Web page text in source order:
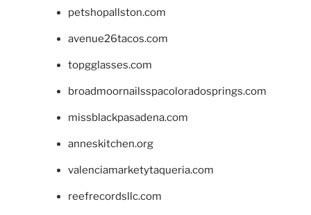
petshopallston.com
avenue26tacos.com
topgglasses.com
broadmoornailsspacoloradosprings.com
missblackpasadena.com
anneskitchen.org
valenciamarketytaqueria.com
reefrecordsllc.com